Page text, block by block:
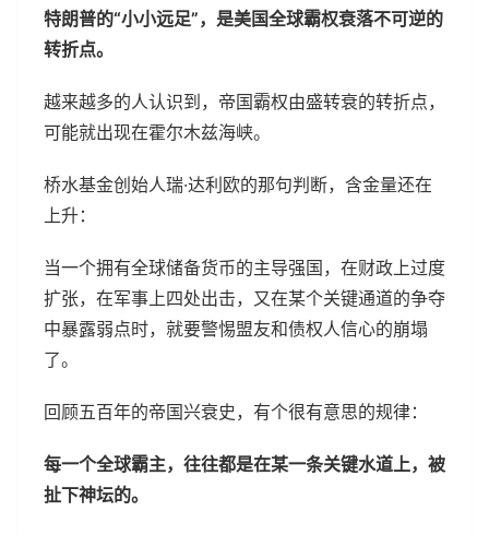
特朗普的“小小远足”，是美国全球霸权衰落不可逆的
转折点。
越来越多的人认识到，帝国霸权由盛转衰的转折点，
可能就出现在霍尔木兹海峡。
桥水基金创始人瑞·达利欧的那句判断，含金量还在
上升：
当一个拥有全球储备货币的主导强国，在财政上过度
扩张，在军事上四处出击，又在某个关键通道的争夺
中暴露弱点时，就要警惕盟友和债权人信心的崩塌
了。
回顾五百年的帝国兴衰史，有个很有意思的规律：
每一个全球霸主，往往都是在某一条关键水道上，被
扯下神坛的。